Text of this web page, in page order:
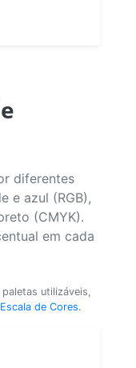
diferentes
e azul (RGB),
(CMYK).
em cada
utilizáveis,
Escala de Cores.